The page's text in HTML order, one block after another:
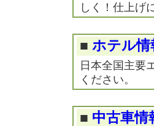
しく！仕上げ
■ ホテル情
日本全国主要
ください。
■ 中古車情